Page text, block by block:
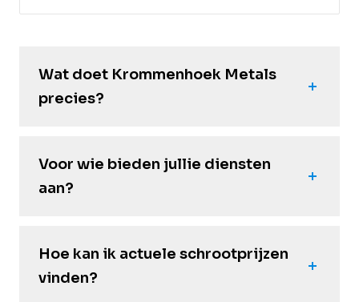
Wat doet Krommenhoek Metals
precies?
Voor wie bieden jullie diensten
aan?
Hoe kan ik actuele schrootprijzen
vinden?